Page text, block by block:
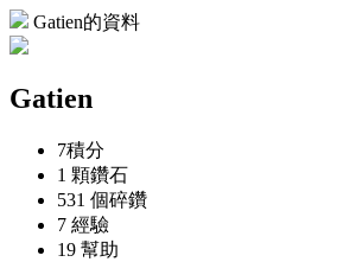
Gatien的資料
Gatien
7積分
1 顆鑽石
531 個碎鑽
7 經驗
19 幫助